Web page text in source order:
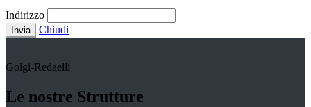
Indirizzo
Invia Chiudi
Golgi-Redaelli
Le nostre Strutture